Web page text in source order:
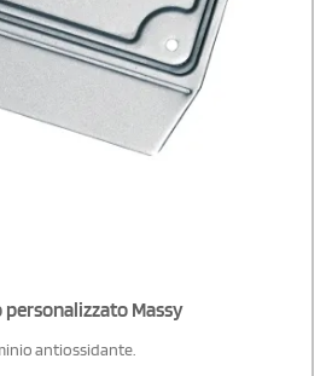
Massy
antiossidante.